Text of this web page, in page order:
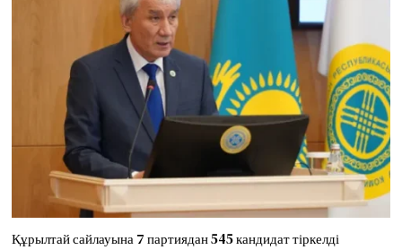
Құрылтай сайлауына 7 партиядан 545 кандидат тіркелді